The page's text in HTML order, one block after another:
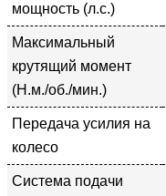
мощность (л.с.)
Максимальный
крутящий момент
(Н.м./об./мин.)
Передача усилия на
колесо
Система подачи